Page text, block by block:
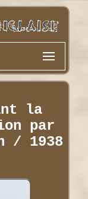
la
par
/ 1938